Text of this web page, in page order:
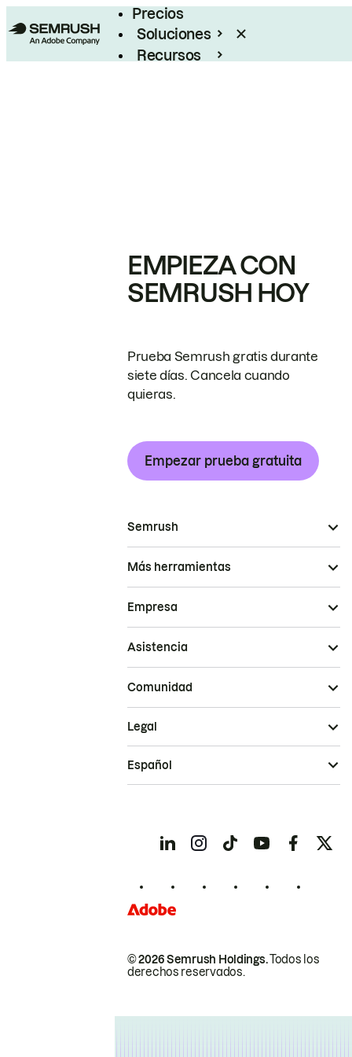
Precios
Soluciones
Recursos
EMPIEZA CON
SEMRUSH HOY
Prueba Semrush gratis durante
siete días. Cancela cuando
quieras.
Empezar prueba gratuita
Semrush
Más herramientas
Empresa
Asistencia
Comunidad
© 2026 Semrush Holdings.Todos los
derechos reservados.
Legal
Español